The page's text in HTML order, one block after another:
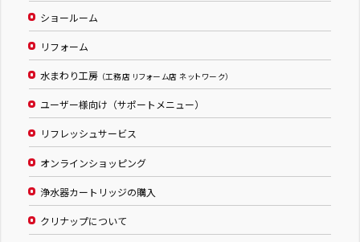
ショールーム
リフォーム
水まわり工房 （工務店 リフォーム店 ネットワーク）
ユーザー様向け（サポートメニュー）
リフレッシュサービス
オンラインショッピング
浄水器カートリッジの購入
クリナップについて